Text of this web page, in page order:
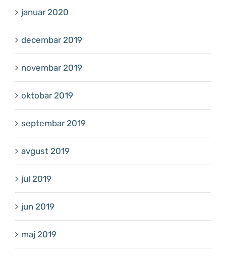
januar 2020
decembar 2019
novembar 2019
oktobar 2019
septembar 2019
avgust 2019
jul 2019
jun 2019
maj 2019